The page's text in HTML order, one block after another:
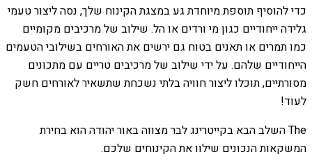
כדי להוסיף תוספת מיוחדת גע במצגת הקינוח שלך, נסה ליצור טעמי
גלידה ייחודיים כגון מי ורדים או הל. שילוב של מרכיבים מקומיים
כמו תמרים או תאנים בטוח גם ירשים את האורחים בשילובי הטעמים
הייחודיים שלהם. על ידי שילוב של מרכיבים טריים עם מתכונים
מסורתיים, תוכלו ליצור חוויה בלתי נשכחת שתשאיר לאורחים חשק
לעוד!
The השלב הבא בקייטרינג לבר מצווה באור יהודה הוא בחירת
המשקאות הנכונים שילוו את הקינוחים שלכם.